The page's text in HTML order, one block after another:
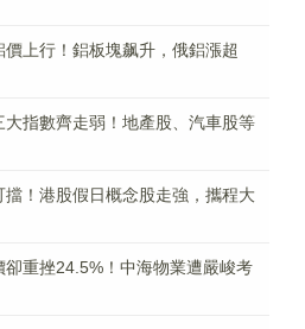
上行！鋁板塊飙升，俄鋁漲超
大指數齊走弱！地產股、汽車股等
擋！港股假日概念股走強，攜程大
卻重挫24.5%！中海物業遭嚴峻考